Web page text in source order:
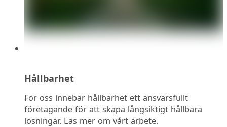
Hållbarhet
För oss innebär hållbarhet ett ansvarsfullt
företagande för att skapa långsiktigt hållbara
lösningar. Läs mer om vårt arbete.